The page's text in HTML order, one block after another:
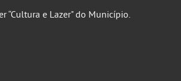
“Cultura e Lazer" do Município.